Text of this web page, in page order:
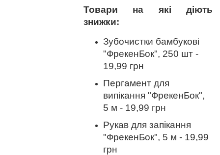
Товари на які діють
знижки:
Зубочистки бамбукові
"ФрекенБок", 250 шт -
19,99 грн
Пергамент для
випікання "ФрекенБок",
5 м - 19,99 грн
Рукав для запікання
"ФрекенБок", 5 м - 19,99
грн